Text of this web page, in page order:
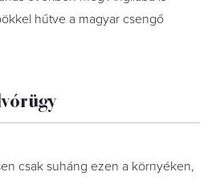
hűtve a magyar csengő
csak suháng ezen a környéken,